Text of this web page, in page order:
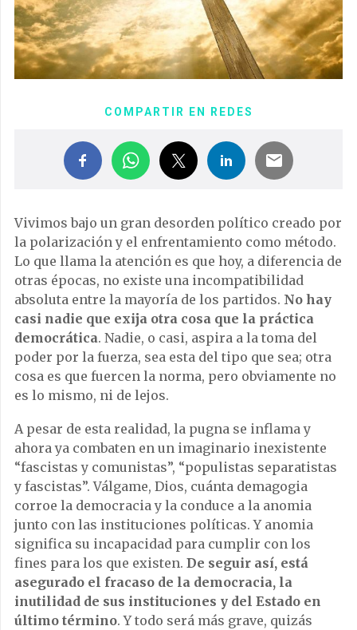
COMPARTIR EN REDES
Vivimos bajo un gran desorden político creado por
la polarización y el enfrentamiento como método.
Lo que llama la atención es que hoy, a diferencia de
otras épocas, no existe una incompa­tibilidad
absoluta entre la mayoría de los partidos. No hay
casi nadie que exija otra ­cosa que la práctica
democrática. Nadie, o casi, aspira a la toma del
poder por la fuerza, sea esta del tipo que sea; otra
cosa es que fuercen la norma, pero obviamente no
es lo mismo, ni de lejos.
A pesar de esta realidad, la pugna se inflama y
ahora ya combaten en un imaginario inexistente
“fascistas y comunistas”, “populistas separatistas
y fascistas”. Válgame, Dios, cuánta demagogia
corroe la democracia y la conduce a la anomia
junto con las instituciones políticas. Y anomia
significa su incapacidad para cumplir con los
fines para los que existen. De seguir así, está
asegurado el fracaso de la democracia, la
inutilidad de sus instituciones y del Estado en
último término. Y todo será más grave, quizás